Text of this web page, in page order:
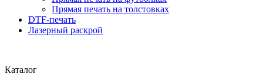
Прямая печать на толстовках
DTF-печать
Лазерный раскрой
Каталог